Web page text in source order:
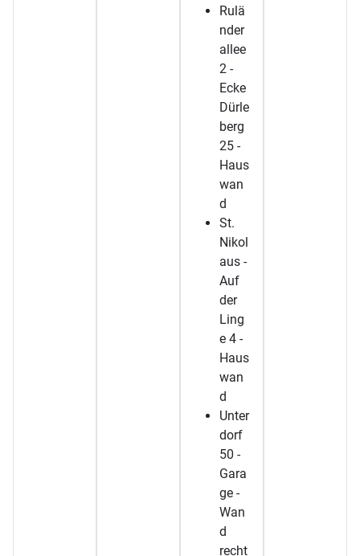
Rulä
nder
allee
2 -
Ecke
Dürle
berg
25 -
Haus
wan
d
St.
Nikol
aus -
Auf
der
Ling
e 4 -
Haus
wan
d
Unter
dorf
50 -
Gara
ge -
Wan
d
recht